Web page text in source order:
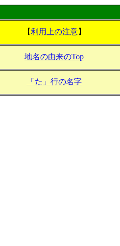
【利用上の注意】
地名の由来のTop
「た」行の名字